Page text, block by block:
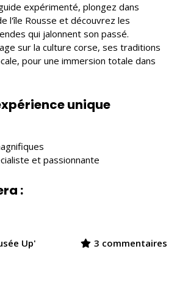
expérimenté, plongez dans
l'île Rousse et découvrez les
qui jalonnent son passé.
sur la culture corse, ses traditions
pour une immersion totale dans
unique
et passionnante
:
Up' 3 commentaires